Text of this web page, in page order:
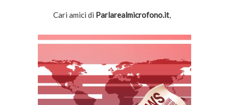
Cari amici di Parlarealmicrofono.it,